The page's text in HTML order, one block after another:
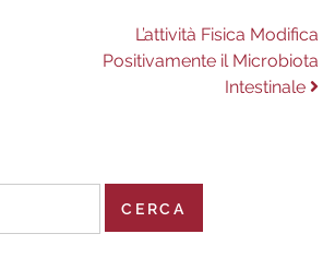
Next
post:
L’attività Fisica Modifica
Positivamente il Microbiota
Intestinale